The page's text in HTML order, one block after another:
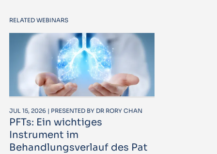
RELATED WEBINARS
JUL 15, 2026 | PRESENTED BY DR RORY CHAN
PFTs: Ein wichtiges
Instrument im
Behandlungsverlauf des Pat